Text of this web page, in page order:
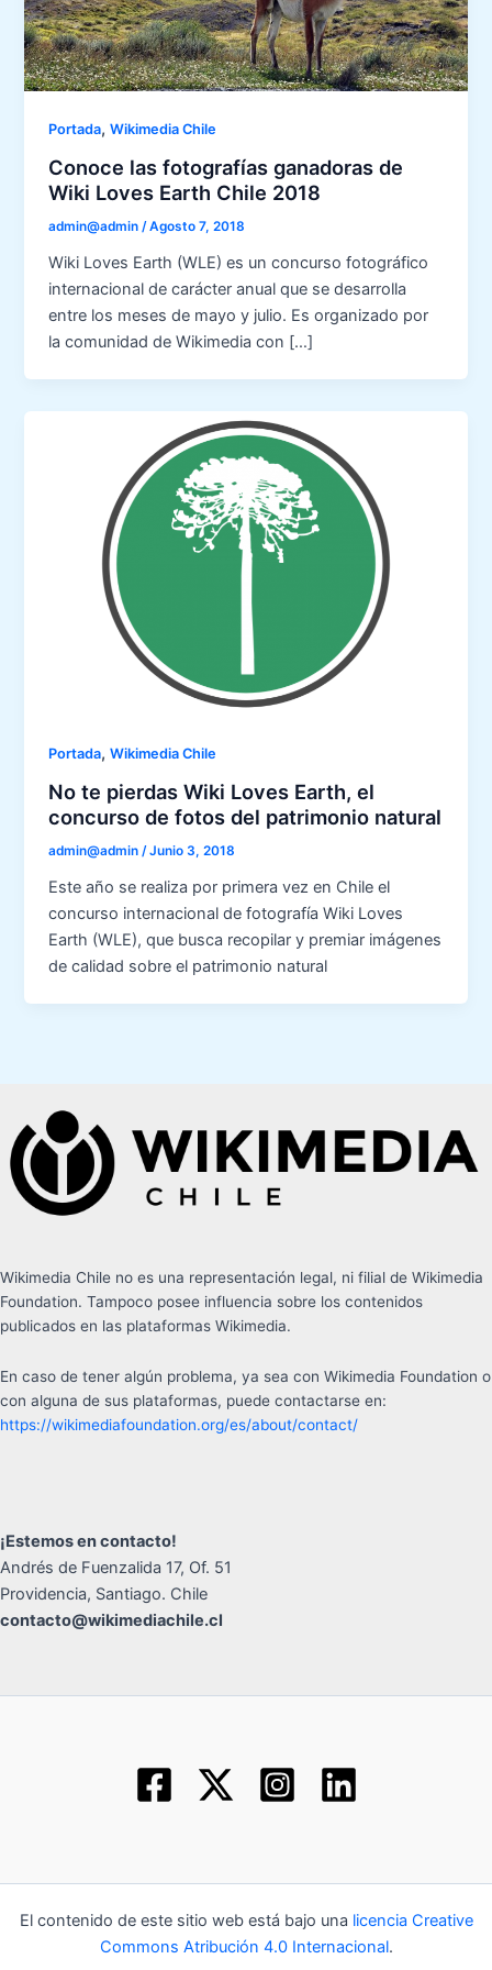
Portada,Wikimedia Chile
Conoce las fotografías ganadoras de
Wiki Loves Earth Chile 2018
admin@admin /Agosto 7, 2018
Wiki Loves Earth (WLE) es un concurso fotográfico
internacional de carácter anual que se desarrolla
entre los meses de mayo y julio. Es organizado por
la comunidad de Wikimedia con […]
Portada,Wikimedia Chile
No te pierdas Wiki Loves Earth, el
concurso de fotos del patrimonio natural
admin@admin /Junio 3, 2018
Este año se realiza por primera vez en Chile el
concurso internacional de fotografía Wiki Loves
Earth (WLE), que busca recopilar y premiar imágenes
de calidad sobre el patrimonio natural
Wikimedia Chile no es una representación legal, ni filial de Wikimedia
Foundation. Tampoco posee influencia sobre los contenidos
publicados en las plataformas Wikimedia.
En caso de tener algún problema, ya sea con Wikimedia Foundation o
con alguna de sus plataformas, puede contactarse en:
https://wikimediafoundation.org/es/about/contact/
¡Estemos en contacto!
Andrés de Fuenzalida 17, Of. 51
Providencia, Santiago. Chile
contacto@wikimediachile.cl
El contenido de este sitio web está bajo una licencia Creative
Commons Atribución 4.0 Internacional.